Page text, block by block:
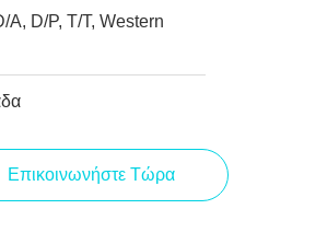
D/P, T/T, Western
Επικοινωνήστε Τώρα